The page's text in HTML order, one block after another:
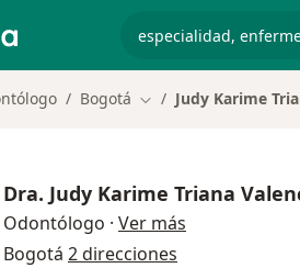
Bogotá Cambiar de ciudad
Judy Karime
Dra. Judy Karime Triana
Odontólogo · Ver más
Bogotá 2 direcciones